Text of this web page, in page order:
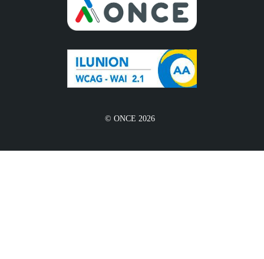
© ONCE 2026